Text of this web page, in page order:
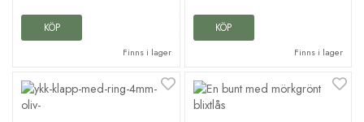
KÖP
Finns i lager
KÖP
Finns i lager